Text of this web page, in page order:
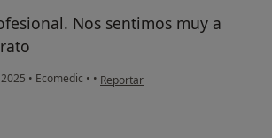
Nos sentimos muy a
• Ecomedic • • en opinión del usuario Juan
Reportar